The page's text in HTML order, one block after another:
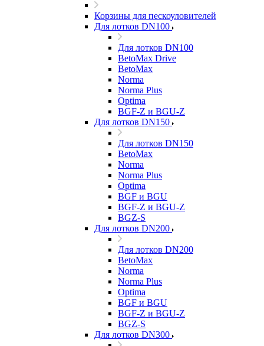
Корзины для пескоуловителей
Для лотков DN100
Для лотков DN100
BetoMax Drive
BetoMax
Norma
Norma Plus
Optima
BGF-Z и BGU-Z
Для лотков DN150
Для лотков DN150
BetoMax
Norma
Norma Plus
Optima
BGF и BGU
BGF-Z и BGU-Z
BGZ-S
Для лотков DN200
Для лотков DN200
BetoMax
Norma
Norma Plus
Optima
BGF и BGU
BGF-Z и BGU-Z
BGZ-S
Для лотков DN300